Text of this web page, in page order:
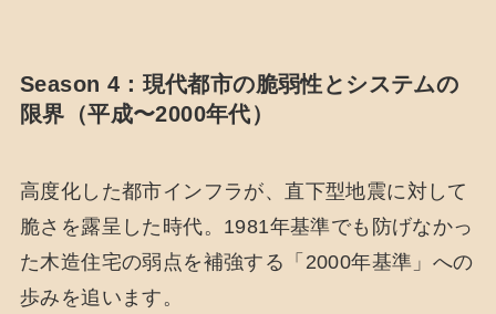
Season 4：現代都市の脆弱性とシステムの
限界（平成〜2000年代）
高度化した都市インフラが、直下型地震に対して
脆さを露呈した時代。1981年基準でも防げなかっ
た木造住宅の弱点を補強する「2000年基準」への
歩みを追います。